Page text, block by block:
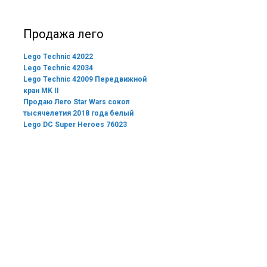
Продажа лего
Lego Technic 42022
Lego Technic 42034
Lego Technic 42009 Передвижной
кран MK II
Продаю Лего Star Wars сокол
тысячелетия 2018 года белый
Lego DC Super Heroes 76023